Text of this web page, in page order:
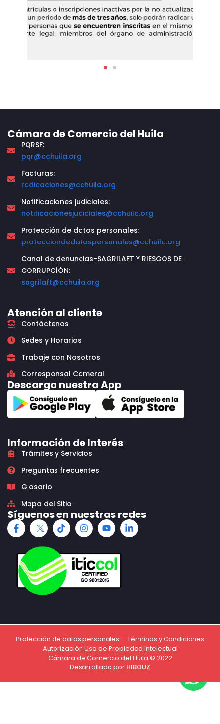
Cámara de Comercio del Huila
PQRSF:
pqr@cchuila.org
Facturas:
radicaciones@cchuila.org
Notificaciones judiciales:
notificacionesjudiciales@cchuila.org
Protección de datos personales:
protecciondedatospersonales@cchuila.org
Canal de denuncias-SAGRILAFT Y RIESGOS DE
CORRUPCÍÓN:
sagrilaft@cchuila.org
Atención al cliente
Contáctenos
Sedes y Horarios
Trabaje con Nosotros
Corresponsal Cameral
Descarga nuestra App
Información de Interés
Trámites y Servicios
Preguntas frecuentes
Glosario
Mapa del Sitio
Síguenos en nuestras redes
Protección de datos personales
Términos y Condiciones
Autorización Uso de Propiedad Intelectual
Cámara de Comercio del Huila © 2022
Desarrollado por HIBOUZ